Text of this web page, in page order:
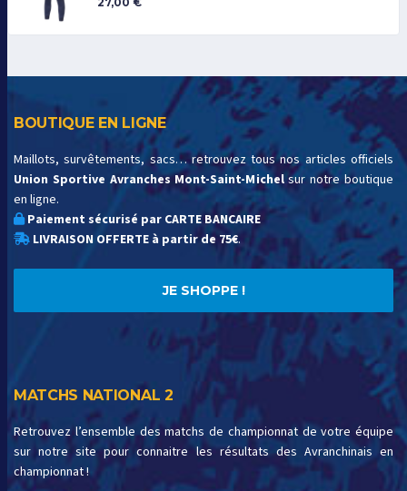
BOUTIQUE EN LIGNE
Maillots, survêtements, sacs… retrouvez tous nos articles officiels
Union Sportive Avranches Mont-Saint-Michelsur notre boutique
en ligne.
Paiement sécurisé par CARTE BANCAIRE
LIVRAISON OFFERTE à partir de 75€.
JE SHOPPE !
MATCHS NATIONAL 2
Retrouvez l’ensemble des matchs de championnat de votre équipe
sur notre site pour connaitre les résultats des Avranchinais en
championnat !